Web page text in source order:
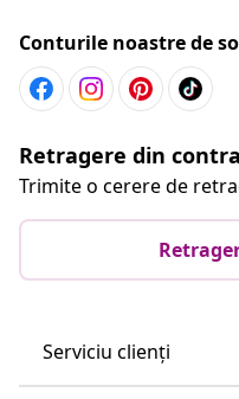
Conturile noastre de
Retragere din
Trimite o cerere de
Serviciu clienți